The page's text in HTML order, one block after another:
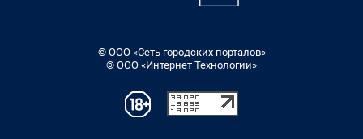
© ООО «Сеть городских порталов»
© ООО «Интернет Технологии»